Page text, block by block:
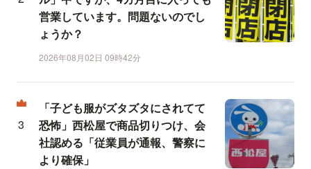
営業しています。問題ないのでし
ょうか？
2026年08月02日 09時42分
「子ども服がズタズタにされてて
恐怖」西松屋で商品切りつけ、会
社認める「従業員が通報、警察に
より確保」